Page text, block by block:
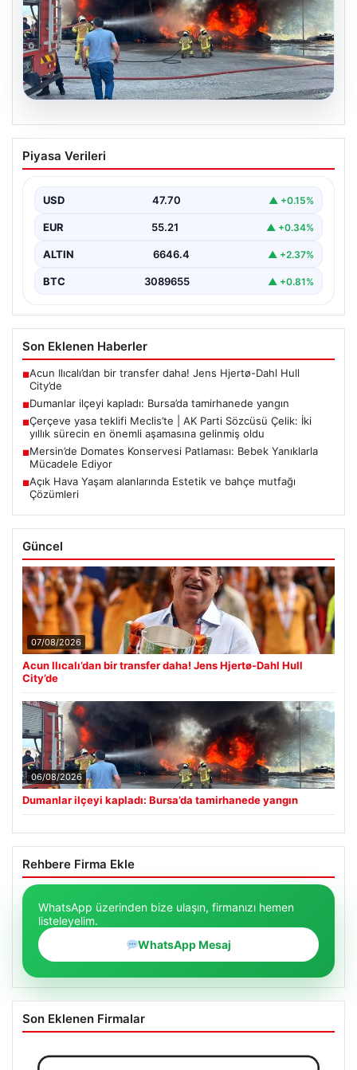
06.08.2026
Dumanlar ilçeyi kapladı: Bursa’da
tamirhanede yangın
Piyasa Verileri
USD 47.70 ▲ +0.15%
EUR 55.21 ▲ +0.34%
ALTIN 6646.4 ▲ +2.37%
BTC 3089655 ▲ +0.81%
Son Eklenen Haberler
■Acun Ilıcalı’dan bir transfer daha! Jens Hjertø-Dahl Hull
City’de
■Dumanlar ilçeyi kapladı: Bursa’da tamirhanede yangın
■Çerçeve yasa teklifi Meclis’te | AK Parti Sözcüsü Çelik: İki
yıllık sürecin en önemli aşamasına gelinmiş oldu
■Mersin’de Domates Konservesi Patlaması: Bebek Yanıklarla
Mücadele Ediyor
■Açık Hava Yaşam alanlarında Estetik ve bahçe mutfağı
Çözümleri
Güncel
07/08/2026
Acun Ilıcalı’dan bir transfer daha! Jens Hjertø-Dahl Hull
City’de
06/08/2026
Dumanlar ilçeyi kapladı: Bursa’da tamirhanede yangın
Rehbere Firma Ekle
WhatsApp üzerinden bize ulaşın, firmanızı hemen
listeleyelim.
WhatsApp Mesaj
Son Eklenen Firmalar